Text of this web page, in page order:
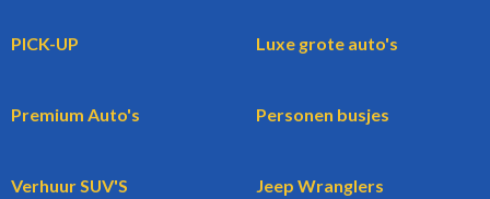
PICK-UP Luxe grote auto's
Premium Auto's Personen busjes
Verhuur SUV'S Jeep Wranglers